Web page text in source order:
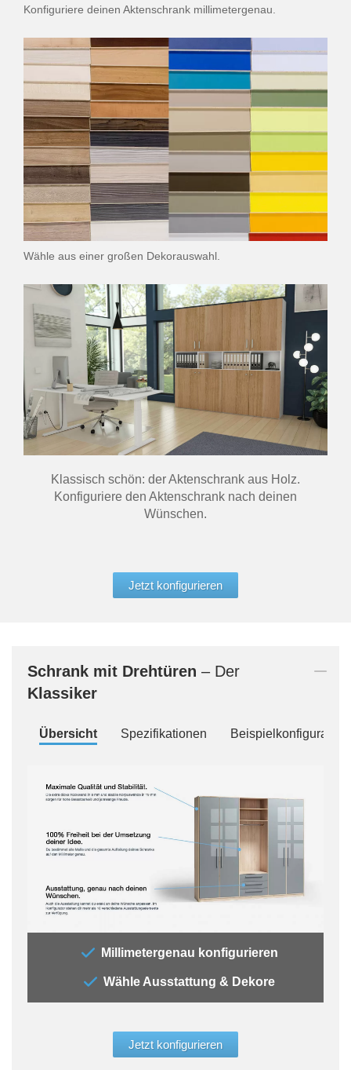
Konfiguriere deinen Aktenschrank millimetergenau.
Wähle aus einer großen Dekorauswahl.
Klassisch schön: der Aktenschrank aus Holz.
Konfiguriere den Aktenschrank nach deinen
Wünschen.
Jetzt konfigurieren
Schrank mit Drehtüren – Der
Klassiker
Übersicht Spezifikationen
Millimetergenau konfigurieren
Wähle Ausstattung & Dekore
Jetzt konfigurieren